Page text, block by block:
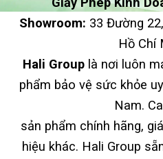
Showroom: 33 Đường
Hồ Chí
Hali Group là nơi luôn
phẩm bảo vệ sức khỏe
Nam.
sản phẩm chính hãng,
hiệu khác. Hali Group